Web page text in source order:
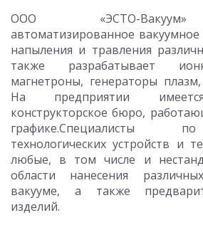
ООО «ЭСТО-Вакуум»
автоматизированное
напыления и травления
также разрабатывает
магнетроны, генераторы
На предприятии
конструкторское бюро,
графике.Специалисты
технологических устройств и
любые, в том числе и
области нанесения
вакууме, а также
изделий.